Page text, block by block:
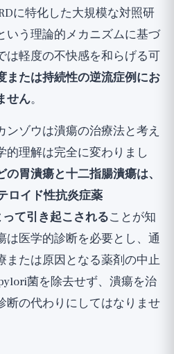
に特化した大規模な対照研
いう理論的メカニズムに基づ
は軽度の不快感を和らげる可
または持続性の逆流症例にお
せん。
ゾウは潰瘍の治療法と考え
的理解は完全に変わりまし
の胃潰瘍と十二指腸潰瘍は、
ロイド性抗炎症薬
って引き起こされることが知
は医学的診断を必要とし、通
または原因となる薬剤の中止
菌を除去せず、潰瘍を治
断の代わりにしてはなりませ